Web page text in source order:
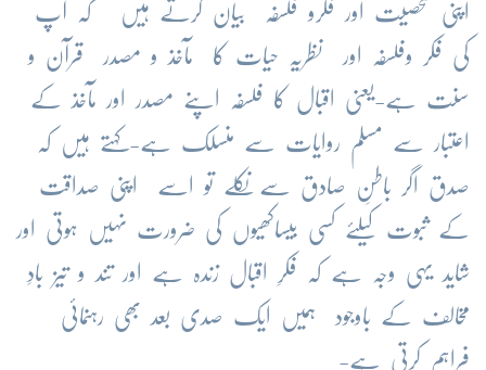
اپنی شخصیت اور فکرو فلسفہ بیان کرتے ہیں کہ آپ
کی فکر وفلسفہ اور نظریہ حیات کا مآخذ و مصدر قرآن و
سنت ہے-یعنی اقبال کا فلسفہ اپنے مصدر اور مآخذ کے
اعتبار سے مسلم روایات سے منسلک ہے-کہتے ہیں کہ
صدق اگر باطنِ صادق سے نکلے تو اسے اپنی صداقت
کے ثبوت کیلئے کسی بیساکھیوں کی ضرورت نہیں ہوتی اور
شاید یہی وجہ ہے کہ فکرِ اقبال زندہ ہے اور تند و تیز بادِ
مخالف کے باوجود ہمیں ایک صدی بعد بھی رہنمائی
فراہم کرتی ہے-